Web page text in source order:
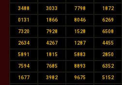
3488 3033 7798 1872
0131 1866 8046 6269
7320 7928 1528 6508
2634 4267 1287 4455
5891 1815 5883 2850
7594 7685 8893 6352
1677 3982 9675 5152